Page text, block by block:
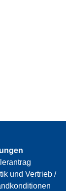
und Vertrieb /